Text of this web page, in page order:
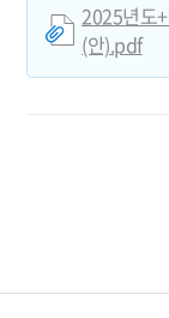
2025년도
(안).pdf